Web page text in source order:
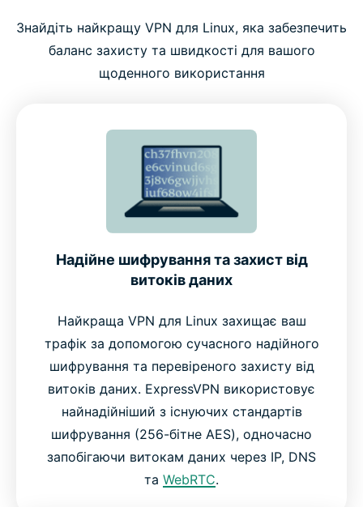
Знайдіть найкращу VPN для Linux, яка забезпечить
баланс захисту та швидкості для вашого
щоденного використання
Надійне шифрування та захист від
витоків даних
Найкраща VPN для Linux захищає ваш
трафік за допомогою сучасного надійного
шифрування та перевіреного захисту від
витоків даних. ExpressVPN використовує
найнадійніший з існуючих стандартів
шифрування (256-бітне AES), одночасно
запобігаючи витокам даних через IP, DNS
та WebRTC.